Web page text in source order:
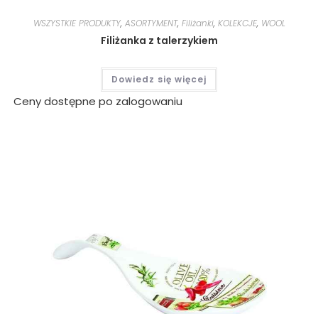
WSZYSTKIE PRODUKTY, ASORTYMENT, Filiżanki, KOLEKCJE, WOOL
Filiżanka z talerzykiem
Dowiedz się więcej
Ceny dostępne po zalogowaniu